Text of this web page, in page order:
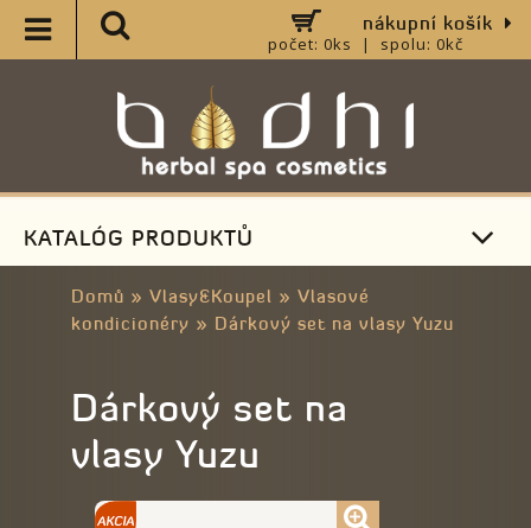
nákupní košík
počet: 0ks | spolu: 0kč
KATALÓG PRODUKTŮ
Domů » Vlasy&Koupel » Vlasové
kondicionéry » Dárkový set na vlasy Yuzu
Dárkový set na
vlasy Yuzu